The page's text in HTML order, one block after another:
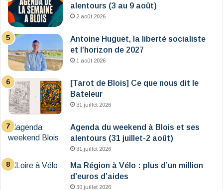
alentours (3 au 9 août)
2 août 2026
Antoine Huguet, la liberté socialiste
et l’horizon de 2027
1 août 2026
[Tarot de Blois] Ce que nous dit le
Bateleur
31 juillet 2026
Agenda du weekend à Blois et ses
alentours (31 juillet-2 août)
31 juillet 2026
Ma Région à Vélo : plus d’un million
d’euros d’aides
30 juillet 2026